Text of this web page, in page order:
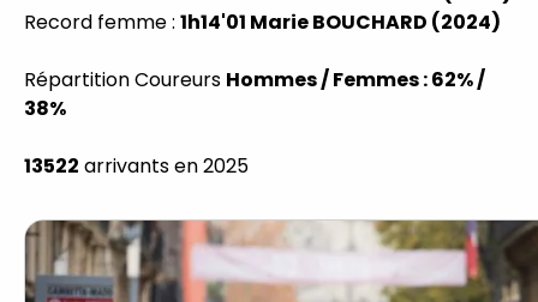
Record femme : 1h14'01 Marie BOUCHARD (2024)
Répartition Coureurs Hommes / Femmes : 62% /
38%
13522 arrivants en 2025